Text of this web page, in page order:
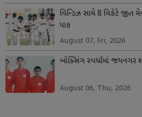
વિન્ડિઝ સામે 8 વિકેટે જીત
પાક
August 07, Fri, 2026
બોક્સિંગ સ્પર્ધામાં જયનગર
August 06, Thu, 2026